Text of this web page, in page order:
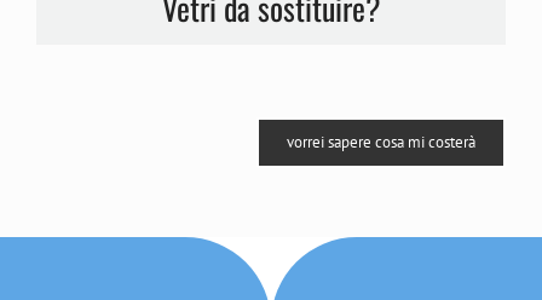
vorrei sapere cosa mi costerà